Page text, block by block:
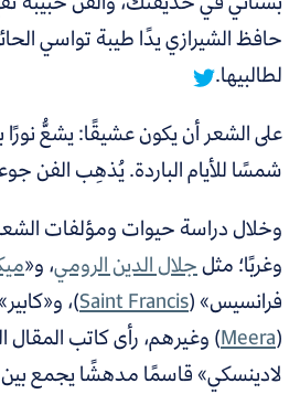
حافظ الشيرازي يدًا طيبة تواسي
لطالبيها.
على الشعر أن يكون عشيقًا: يشعُّ نورًا
شمسًا للأيام الباردة.يُذهِب الفن
وخلال دراسة حيوات ومؤلفات
وغربًا؛ مثلجلال الدين الرومي، و«
فرانسيس» (Saint Francis)، و«كابير»
Meera) وغيرهم، رأى كاتب المقال
لادينسكي»قاسمًا مدهشًا يجمع بين